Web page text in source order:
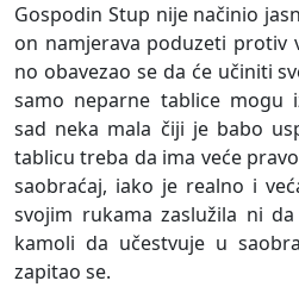
Gospodin Stup nije načinio
on namjerava poduzeti protiv
no obavezao se da će učiniti
samo neparne tablice mogu
sad neka mala čiji je babo
tablicu treba da ima veće
saobraćaj, iako je realno i
svojim rukama zaslužila ni
kamoli da učestvuje u
zapitao se.